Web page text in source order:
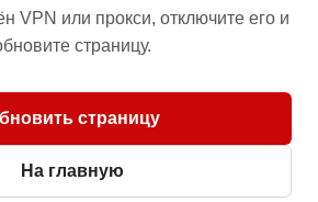
VPN или прокси, отключите его и
страницу.
страницу
На главную